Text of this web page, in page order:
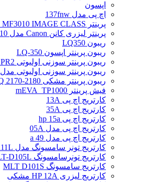
اپسون
اچ پی مدل 137fnw
پرینتر CANON MF3010 IMAGE CLASS
پرینتر لیزری کانن Canon مدل MF3010
ریبون LQ350
ریبون پرینتر اپسون LQ-350
ریبون پرینتر سوزنی اولیوتی Olivetti PR2
ریبون پرینتر سوزنی اولیوتی مدل PR4 برند Superprints
ریبون پرینتر مشکی Ribbon EPSON LQ 2170-2180
فیش پرینتر mEVA_TP1000
کارتریج اچ پی 13A
کارتریج اچ پی 35A
کارتریج اچ پی hp 15a
کارتریج اچ پی مدل 05A
کارتریج اچ پی مدل 49 a
کارتریج تونر سامسونگ مدل Samsung MLT-D111L
کارتریج تونرسامسونگ Samsung MLT-D105L
کارتریج سامسونگ MLT D101S
کارتریج لیزری HP 12A مشکی